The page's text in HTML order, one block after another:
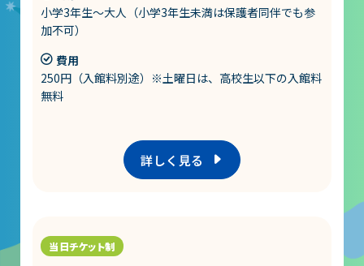
中庭テラス
多目的ホール
科学館で働きたい方へ
小学3年生～大人（小学3年生未満は保護者同伴でも参
加不可）
費用
250円（入館料別途）※土曜日は、高校生以下の入館料
無料
詳しく見る